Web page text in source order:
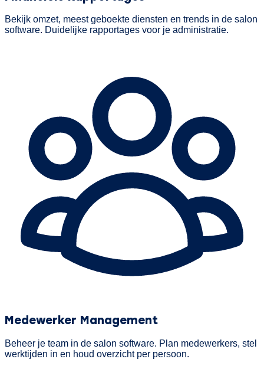
Bekijk omzet, meest geboekte diensten en trends in de salon
software. Duidelijke rapportages voor je administratie.
Medewerker Management
Beheer je team in de salon software. Plan medewerkers, stel
werktijden in en houd overzicht per persoon.